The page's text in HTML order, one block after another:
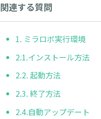
関連する質問
1. ミラロボ実行環境
2.1.インストール方法
2.2. 起動方法
2.3. 終了方法
2.4.自動アップデート